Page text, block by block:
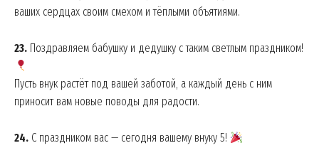
ваших сердцах своим смехом и тёплыми объятиями.
23. Поздравляем бабушку и дедушку с таким светлым праздником!
Пусть внук растёт под вашей заботой, а каждый день с ним
приносит вам новые поводы для радости.
24. С праздником вас — сегодня вашему внуку 5!